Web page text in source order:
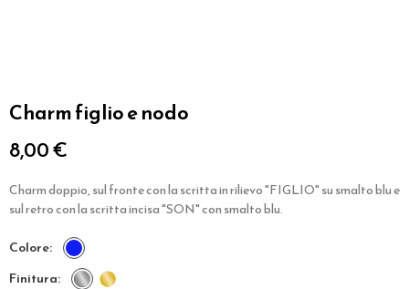
Charm figlio e nodo
8,00 €
Charm doppio, sul fronte con la scritta in rilievo "FIGLIO" su smalto blu e
sul retro con la scritta incisa "SON" con smalto blu.
colore
finitura